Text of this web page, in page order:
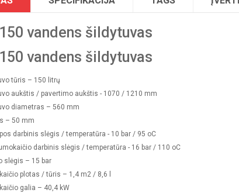
vandens šildytuvas
vandens šildytuvas
tūris – 150 litrų
aukštis / pavertimo aukštis - 1070 / 1210 mm
diametras – 560 mm
– 50 mm
darbinis slėgis / temperatūra - 10 bar / 95 oC
darbinis slėgis / temperatūra - 16 bar / 110 oC
slėgis – 15 bar
plotas / tūris – 1,4 m2 / 8,6 l
galia – 40,4 kW